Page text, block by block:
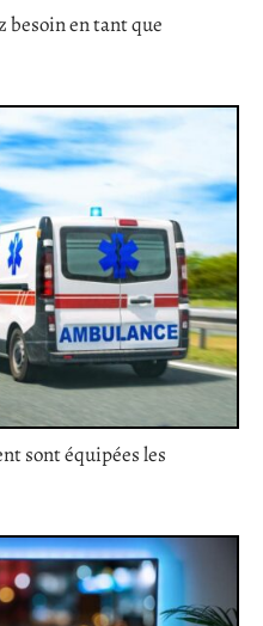
besoin en tant que
sont équipées les